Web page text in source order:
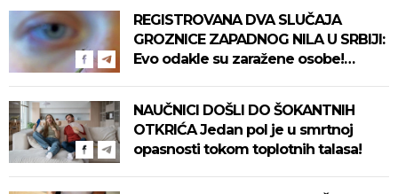
REGISTROVANA DVA SLUČAJA
GROZNICE ZAPADNOG NILA U SRBIJI:
Evo odakle su zaražene osobe!
NAUČNICI DOŠLI DO ŠOKANTNIH
OTKRIĆA Jedan pol je u smrtnoj
opasnosti tokom toplotnih talasa!